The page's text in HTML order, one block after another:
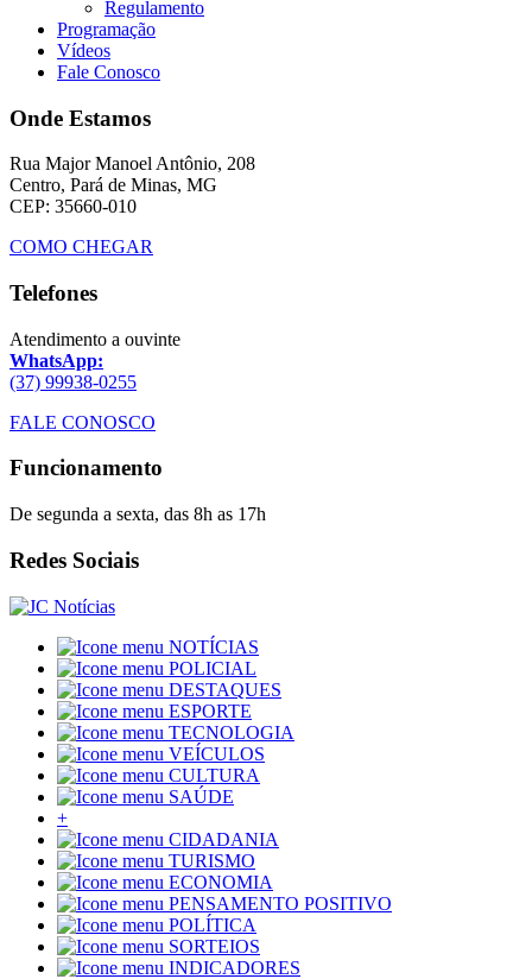
Regulamento
Programação
Vídeos
Fale Conosco
Onde Estamos
Rua Major Manoel Antônio, 208
Centro, Pará de Minas, MG
CEP: 35660-010
COMO CHEGAR
Telefones
Atendimento a ouvinte
WhatsApp:
(37) 99938-0255
FALE CONOSCO
Funcionamento
De segunda a sexta, das 8h as 17h
Redes Sociais
NOTÍCIAS
POLICIAL
DESTAQUES
ESPORTE
TECNOLOGIA
VEÍCULOS
CULTURA
SAÚDE
+
CIDADANIA
TURISMO
ECONOMIA
PENSAMENTO POSITIVO
POLÍTICA
SORTEIOS
INDICADORES